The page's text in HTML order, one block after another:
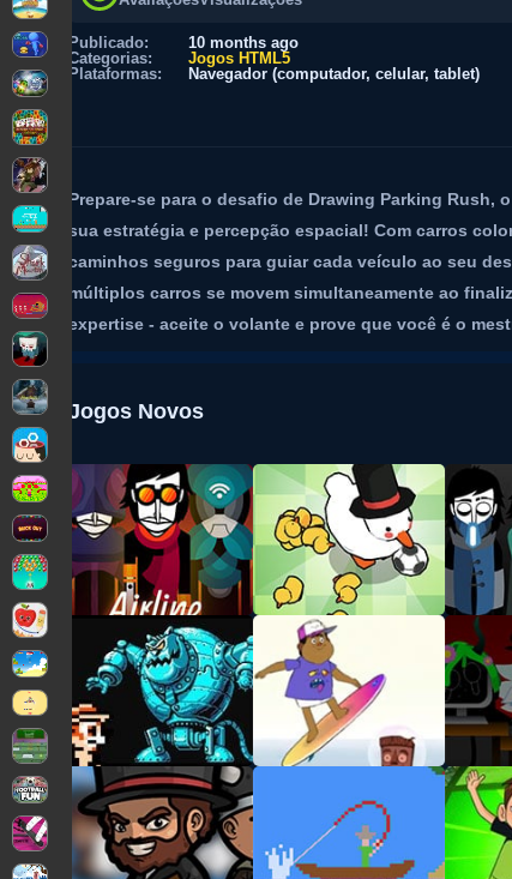
Publicado:
10 months ago
Categorias:
Jogos HTML5
Plataformas:
Navegador (computador, celular, tablet)
Prepare-se para o desafio de Drawing Parking
sua estratégia e percepção espacial! Com carros
caminhos seguros para guiar cada veículo ao seu
múltiplos carros se movem simultaneamente ao
expertise - aceite o volante e prove que você é o
Jogos Novos